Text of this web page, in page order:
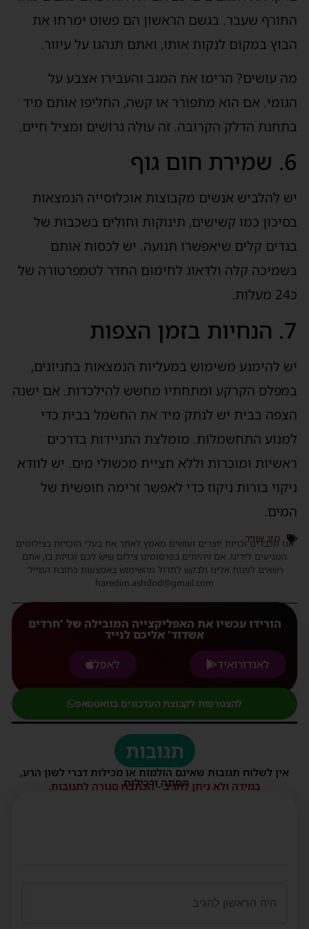
החורף שעבר. בגשם הראשון הם פשוט ימרחו את
הבוץ במקום לנקות אותו, ואתם תנהגו על עיוור.
מה עושים? הרימו את המגב והעבירו אצבע על
הגומי. אם הוא מתפורר או קשה, החליפו אותם מיד
בתחנת הדלק הקרובה. זה עולה גרושים ומציל חיים.
6. שמירת חום גוף
יש להלביש אנשים מקבוצות אוכלוסייה הנמצאות
בסיכון כמו קשישים, תינוקות וחולים בשכבות של
בגדים קלים שיאפשרו תנועה. יש לכסות אותם
בשמיכה קלה ולדאוג לחימום החדר לטמפרטורה של
כ24 מעלות.
7. הנחיות בזמן הצפות
יש להימנע משימוש במעליות הנמצאות בחניונים,
במפלס הקרקע ומתחתיו מחשש להילכדות. אם ישנה
הצפה בבית יש לנתק מיד את החשמל בבית כדי
למנוע התחשמלות. מומלצת התניידות בדרכים
ראשיות ומוכרות וללא חציית מכשולי מים. יש לוודא
ניקוי בורות ניקוז כדי לאפשר זרימה חופשית של
המים.
מזג אוויר
אנו מכבדים זכויות יוצרים ועושים מאמץ לאתר את בעלי הזכויות בצילומים
המגיעים לידינו. אם זיהיתים בפרסומינו צילום שיש לכם זכויות בו, אתם
רשאים לפנות אלינו ולבקש לחדול מהשימוש באמצעות כתובת המייל:
haredim.ashdod@gmail.com
הורידו עכשיו את האפליקצייה המובילה של 'חרדים
אשדוד' אליכם לנייד
לאנדורואיד
לאפל
להצטרפות לקבוצת העדכונים בוואטסאפ
תגובות
אין לשלוח תגובות שאינם הולמות או מכילות דברי לשון הרע,
הסתה ורכילות.
במידה ולא ניתן להגיב - הכתבה סגורה לתגובות.